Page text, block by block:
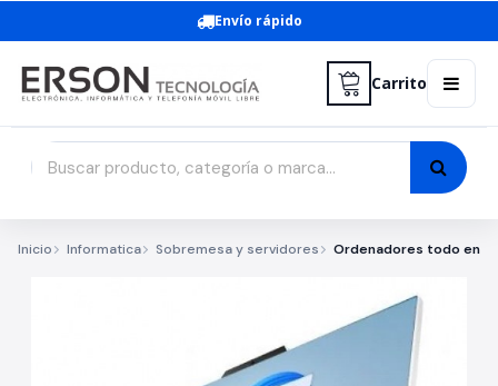
Envío rápido
Carrito
Inicio Informatica Sobremesa y servidores Ordenadores todo en